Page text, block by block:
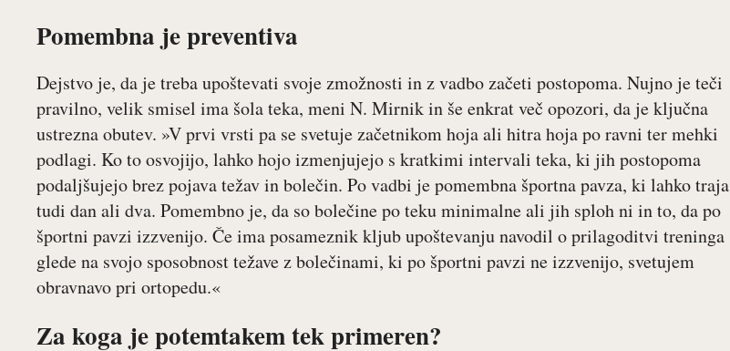
Pomembna je preventiva
Dejstvo je, da je treba upoštevati svoje zmožnosti in z vadbo začeti postopoma. Nujno je teči
pravilno, velik smisel ima šola teka, meni N. Mirnik in še enkrat več opozori, da je ključna
ustrezna obutev. »V prvi vrsti pa se svetuje začetnikom hoja ali hitra hoja po ravni ter mehki
podlagi. Ko to osvojijo, lahko hojo izmenjujejo s kratkimi intervali teka, ki jih postopoma
podaljšujejo brez pojava težav in bolečin. Po vadbi je pomembna športna pavza, ki lahko traja
tudi dan ali dva. Pomembno je, da so bolečine po teku minimalne ali jih sploh ni in to, da po
športni pavzi izzvenijo. Če ima posameznik kljub upoštevanju navodil o prilagoditvi treninga
glede na svojo sposobnost težave z bolečinami, ki po športni pavzi ne izzvenijo, svetujem
obravnavo pri ortopedu.«
Za koga je potemtakem tek primeren?